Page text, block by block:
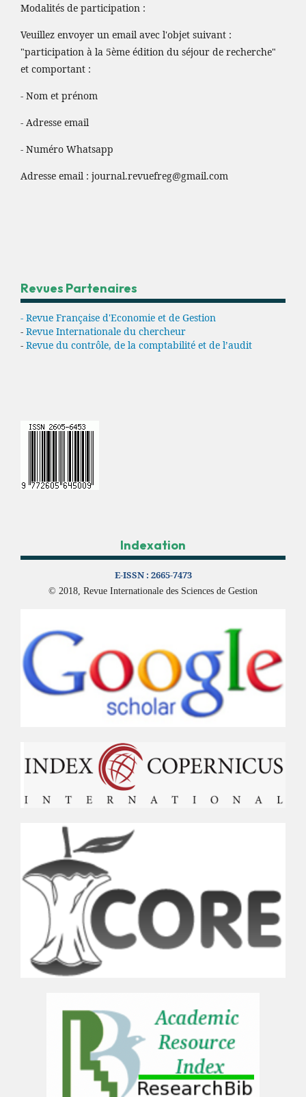
Modalités de participation :
Veuillez envoyer un email avec l'objet suivant :
"participation à la 5ème édition du séjour de recherche"
et comportant :
- Nom et prénom
- Adresse email
- Numéro Whatsapp
Adresse email : journal.revuefreg@gmail.com
Revues Partenaires
- Revue Française d'Economie et de Gestion
- Revue Internationale du chercheur
- Revue du contrôle, de la comptabilité et de l’audit
Indexation
E-ISSN : 2665-7473
© 2018, Revue Internationale des Sciences de Gestion